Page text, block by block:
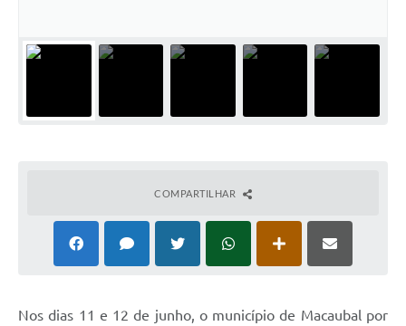
Ministério da Educação- MEC
Arquivos para Download
COMPARTILHAR
Nos dias 11 e 12 de junho, o município de Macaubal por